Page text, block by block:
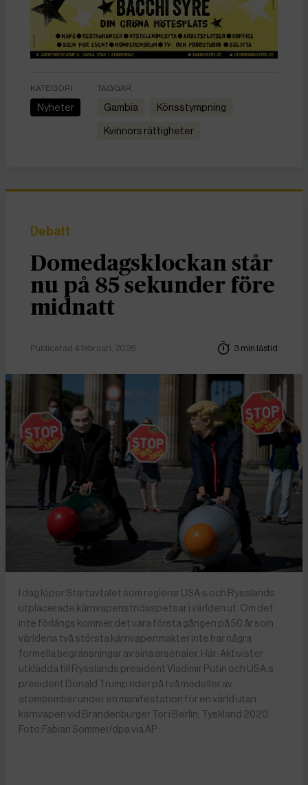
KATEGORI
Nyheter
TAGGAR
Gambia könsstympning
kvinnors rättigheter
Debatt
Domedagsklockan står
nu på 85 sekunder före
midnatt
Publicerad 4 februari, 2026 3 min lästid
I dag löper Startavtalet som reglerar USA:s och Rysslands
utplacerade kärnvapenstridsspetsar i världen ut. Om det
inte förlängs kommer det vara första gången på 50 år som
världens två största kärnvapenmakter inte har några
formella begränsningar av sina arsenaler. Här: Aktivister
utklädda till Rysslands president Vladimir Putin och USA:s
president Donald Trump rider på två modeller av
atombomber under en manifestation för en värld utan
kärnvapen vid Brandenburger Tor i Berlin, Tyskland 2020.
Foto:Fabian Sommer/dpa via AP